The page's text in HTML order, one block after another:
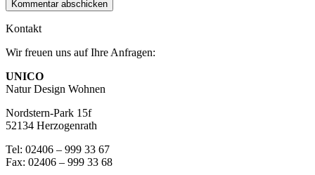
Kontakt
Wir freuen uns auf Ihre Anfragen:
UNICO
Natur Design Wohnen
Nordstern-Park 15f
52134 Herzogenrath
Tel: 02406 – 999 33 67
Fax: 02406 – 999 33 68